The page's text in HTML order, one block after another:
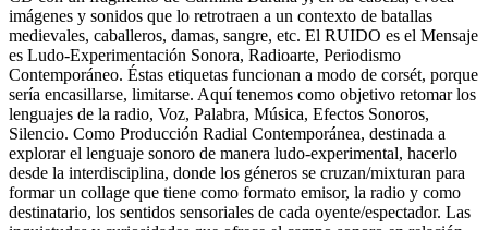
imágenes y sonidos que lo retrotraen a un contexto de batallas
medievales, caballeros, damas, sangre, etc. El RUIDO es el Mensaje
es Ludo-Experimentación Sonora, Radioarte, Periodismo
Contemporáneo. Éstas etiquetas funcionan a modo de corsét, porque
sería encasillarse, limitarse. Aquí tenemos como objetivo retomar los
lenguajes de la radio, Voz, Palabra, Música, Efectos Sonoros,
Silencio. Como Producción Radial Contemporánea, destinada a
explorar el lenguaje sonoro de manera ludo-experimental, hacerlo
desde la interdisciplina, donde los géneros se cruzan/mixturan para
formar un collage que tiene como formato emisor, la radio y como
destinatario, los sentidos sensoriales de cada oyente/espectador. Las